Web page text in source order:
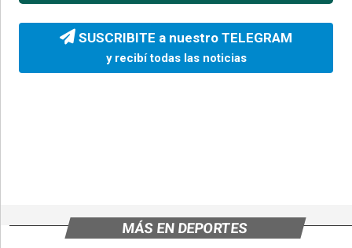
SUSCRIBITE a nuestro TELEGRAM
y recibí todas las noticias
MÁS EN DEPORTES